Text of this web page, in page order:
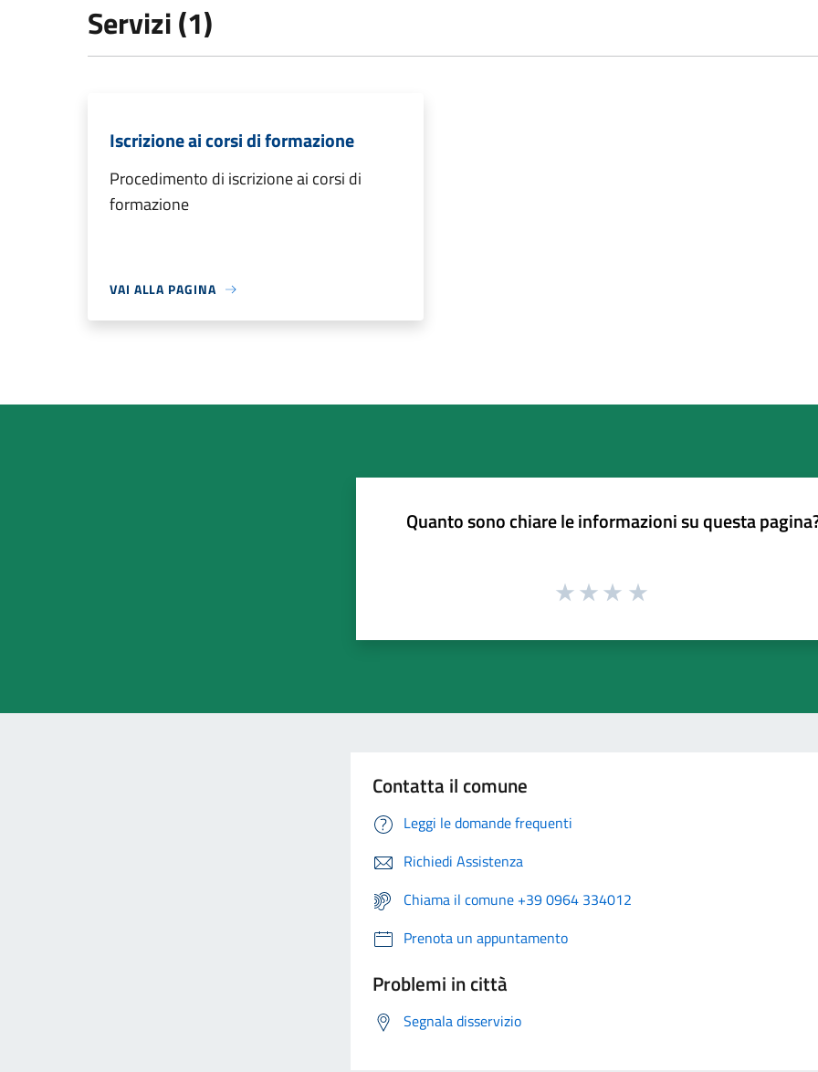
Servizi (1)
Iscrizione ai corsi di formazione
Procedimento di iscrizione ai corsi di
formazione
VAI ALLA PAGINA
Quanto sono chiare le informazioni su questa
Contatta il comune
Leggi le domande frequenti
Richiedi Assistenza
Chiama il comune +39 0964 334012
Prenota un appuntamento
Problemi in città
Segnala disservizio